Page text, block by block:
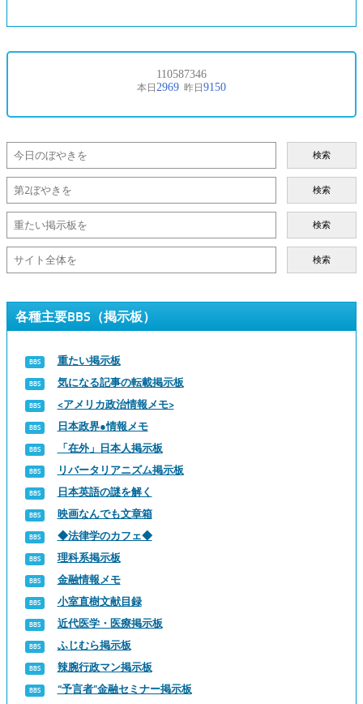
検索
検索
検索
検索
各種主要BBS（掲示板）
重たい掲示板
気になる記事の転載掲示板
<アメリカ政治情報メモ>
日本政界●情報メモ
「在外」日本人掲示板
リバータリアニズム掲示板
日本英語の謎を解く
映画なんでも文章箱
◆法律学のカフェ◆
理科系掲示板
金融情報メモ
小室直樹文献目録
近代医学・医療掲示板
ふじむら掲示板
辣腕行政マン掲示板
“予言者”金融セミナー掲示板